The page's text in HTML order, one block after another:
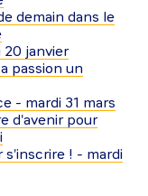
demain dans le
20 janvier
passion un
- mardi 31 mars
d'avenir pour
s'inscrire ! - mardi